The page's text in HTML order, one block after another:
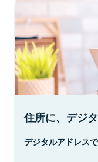
住所に、デジ
デジタルアドレス